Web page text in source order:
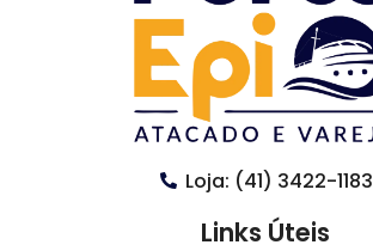
Loja: (41) 3422-1183
Links Úteis